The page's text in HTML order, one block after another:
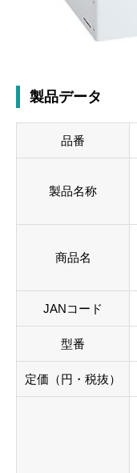
製品データ
品番
製品名称
商品名
JANコード
型番
定価（円・税抜）